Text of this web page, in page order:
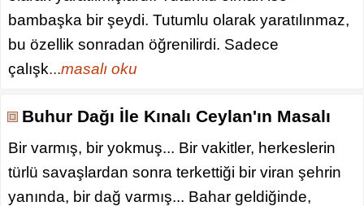
bambaşka bir şeydi. Tutumlu olarak yaratılınmaz,
bu özellik sonradan öğrenilirdi. Sadece
çalışk...masalı oku
Buhur Dağı İle Kınalı Ceylan'ın Masalı
Bir varmış, bir yokmuş... Bir vakitler, herkeslerin
türlü savaşlardan sonra terkettiği bir viran şehrin
yanında, bir dağ varmış... Bahar geldiğinde,